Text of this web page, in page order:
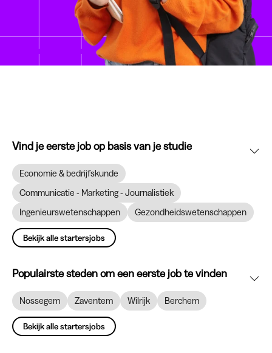
Vind je eerste job op basis van je studie
Economie & bedrijfskunde
Communicatie - Marketing - Journalistiek
Ingenieurswetenschappen
Gezondheidswetenschappen
Bekijk alle startersjobs
Populairste steden om een eerste job te vinden
Nossegem Zaventem Wilrijk Berchem
Bekijk alle startersjobs